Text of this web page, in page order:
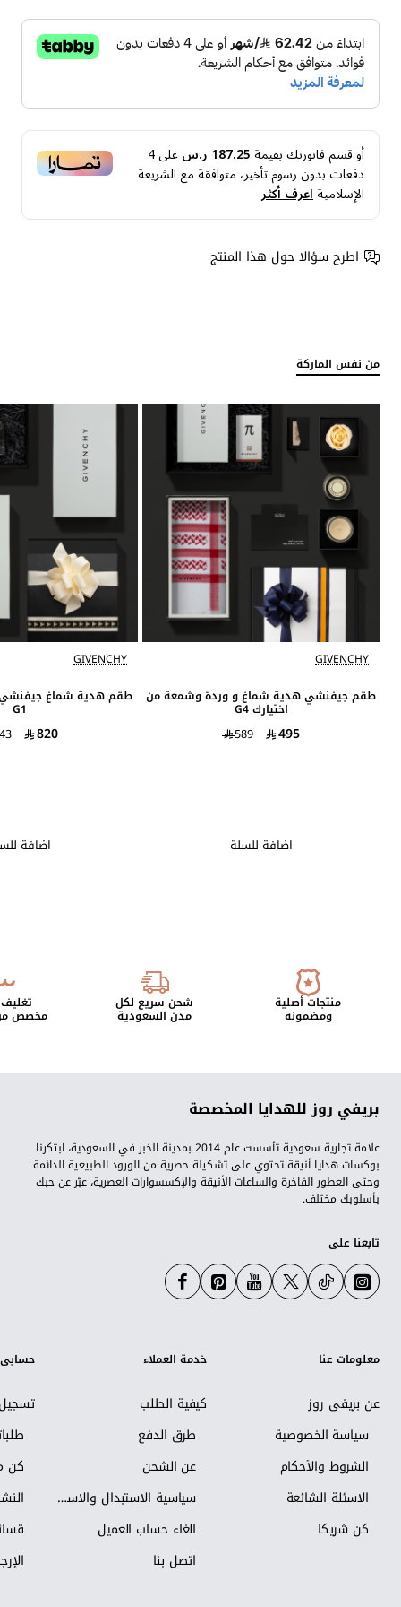
أو قسم فاتورتك بقيمة 187.25 ر.س على4
دفعات بدون رسوم تأخير، متوافقة مع الشريعة
الإسلاميةاعرف أكثر
اطرح سؤالا حول هذا المنتج
من نفس الماركة
GIVENCHY
طقم جيفنشي هدية شماغ و وردة وشمعة من
اختيارك G4
495
589
اضافة للسلة
GIVENCHY
طقم هدية شماغ
G1
820
اضافة
منتجات أصلية
ومضمونه
شحن سريع لكل
مدن السعودية مخصص
بريفي روز للهدايا المخصصة
علامة تجارية سعودية تأسست عام 2014 بمدينة الخبر في السعودية، ابتكرنا
بوكسات هدايا أنيقة تحتوي على تشكيلة حصرية من الورود الطبيعية الدائمة
وحتى العطور الفاخرة والساعات الأنيقة والإكسسوارات العصرية، عبّر عن حبك
بأسلوبك مختلف.
تابعنا على
معلومات عنا
عن بريفي روز
سياسة الخصوصية
الشروط والأحكام
الاسئلة الشائعة
كن شريكاً
خدمة العملاء
كيفية الطلب
طرق الدفع
عن الشحن
سياسية الاستبدال والاسترجاع
الغاء حساب العميل
اتصل بنا
حسابي
كن